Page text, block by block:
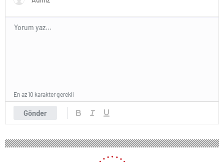
Gönder
En az 10 karakter gerekli